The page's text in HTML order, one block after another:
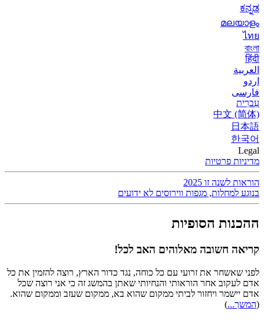
ಕನ್ನಡ
മലയാളം
ไทย
বাংলা
हिंदी
العربية
اردو
فارسی
עִברִית
中文 (简体)
日本語
한국어
Legal
מדיניות פרטיות
הוראות לשנה זו 2025
בנוגע למחלות, מגפות ווירוסים לא ידועים
ההכנות הסופיות
קריאה חשובה מאלוהים האב לכל!
לפני שאשחר את זרועי עם כל כוחה, נגד כדור הארץ, רוצה להזמין את כל
אדם לעקוב אחר הוראותי והנחיותי שאתן בהמשג זה כי אני רוצה שכל
אדם יישמר ויחזור לביתי ממקום שהוא בא, ממקום שעזב וממקום שהוא.
(המשך...)